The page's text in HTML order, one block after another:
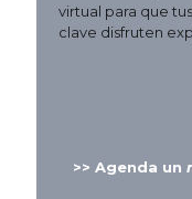
virtual para que
clave disfruten
>> Agenda un